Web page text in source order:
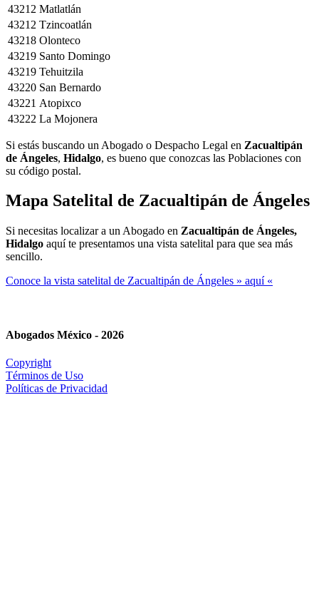
43212 Matlatlán
43212 Tzincoatlán
43218 Olonteco
43219 Santo Domingo
43219 Tehuitzila
43220 San Bernardo
43221 Atopixco
43222 La Mojonera
Si estás buscando un Abogado o Despacho Legal en Zacualtipán
de Ángeles, Hidalgo, es bueno que conozcas las Poblaciones con
su código postal.
Mapa Satelital de Zacualtipán de Ángeles
Si necesitas localizar a un Abogado en Zacualtipán de Ángeles,
Hidalgo aquí te presentamos una vista satelital para que sea más
sencillo.
Conoce la vista satelital de Zacualtipán de Ángeles » aquí «
Abogados México - 2026
Copyright
Términos de Uso
Políticas de Privacidad